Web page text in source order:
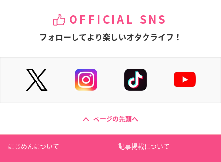
OFFICIAL SNS
フォローしてより楽しいオタクライフ！
ページの先頭へ
にじめんについて 記事掲載について